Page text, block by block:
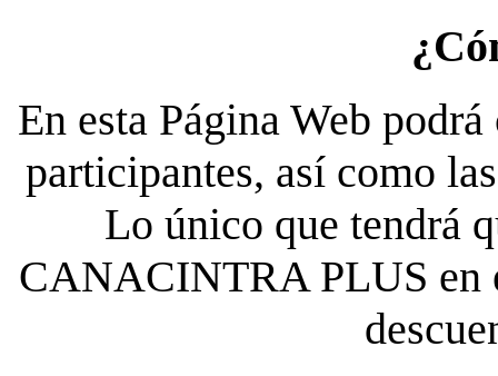
En esta Página Web
participantes, así como
Lo único que tendrá
CANACINTRA PLUS en